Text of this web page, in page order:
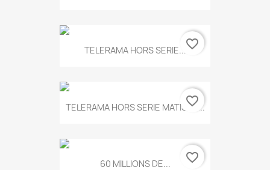
TELERAMA HORS SERIE...favorite_border
TELERAMA HORS SERIE MATISSE...
favorite_border
60 MILLIONS DE... favorite_border